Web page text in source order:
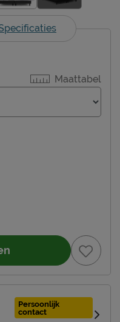
Maattabel
Persoonlijk
contact